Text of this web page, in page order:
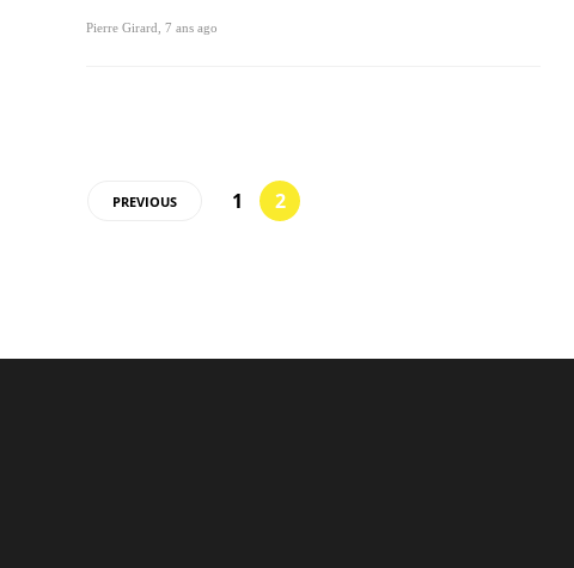
Pierre Girard 7 ans ago
PREVIOUS 1 2